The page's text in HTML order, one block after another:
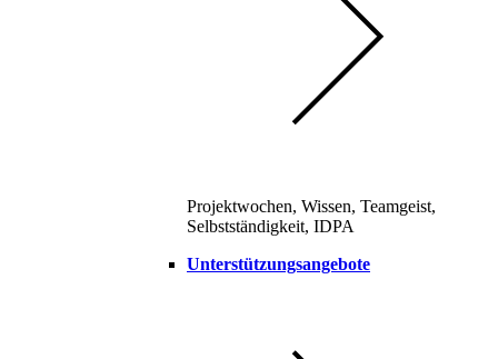
Projektwochen, Wissen, Teamgeist,
Selbstständigkeit, IDPA
Unterstützungsangebote